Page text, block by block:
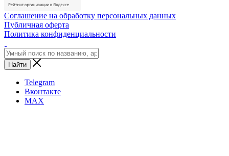
Соглашение на обработку персональных данных
Публичная оферта
Политика конфиденциальности
Найти
Telegram
Вконтакте
MAX